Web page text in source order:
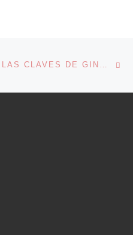
NEGOCIACIONES DE PAZ SOBRE SIRIA: LAS CLAVES DE GINEBRA II